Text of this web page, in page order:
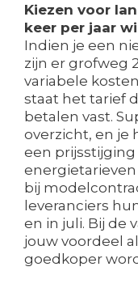
Kiezen voor
keer per jaar
Indien je een
zijn er grofweg
variabele
staat het tarief
betalen vast.
overzicht, en je
een prijsstijging
bij
leveranciers
en in juli. Bij de
jouw voordeel
goedkoper